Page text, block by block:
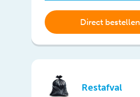
Direct bestellen
Restafval